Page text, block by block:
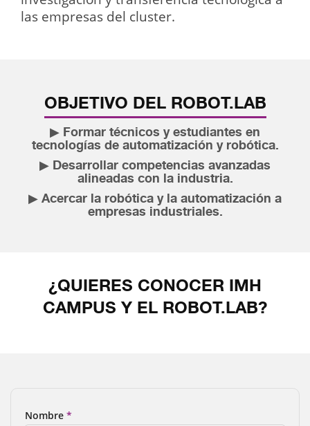
las empresas del cluster.
OBJETIVO DEL ROBOT.LAB
▶ Formar técnicos y estudiantes en
tecnologías de automatización y robótica.
▶ Desarrollar competencias avanzadas
alineadas con la industria.
▶ Acercar la robótica y la automatización a
empresas industriales.
¿QUIERES CONOCER IMH
CAMPUS Y EL ROBOT.LAB?
Nombre